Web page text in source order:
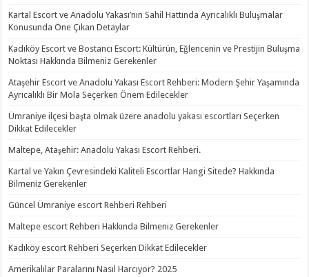
Kartal Escort ve Anadolu Yakası’nın Sahil Hattında Ayrıcalıklı Buluşmalar
Konusunda Öne Çıkan Detaylar
Kadıköy Escort ve Bostancı Escort: Kültürün, Eğlencenin ve Prestijin Buluşma
Noktası Hakkında Bilmeniz Gerekenler
Ataşehir Escort ve Anadolu Yakası Escort Rehberi: Modern Şehir Yaşamında
Ayrıcalıklı Bir Mola Seçerken Önem Edilecekler
Ümraniye ilçesi başta olmak üzere anadolu yakası escortları Seçerken
Dikkat Edilecekler
Maltepe, Ataşehir: Anadolu Yakası Escort Rehberi.
Kartal ve Yakın Çevresindeki Kaliteli Escortlar Hangi Sitede? Hakkında
Bilmeniz Gerekenler
Güncel Ümraniye escort Rehberi Rehberi
Maltepe escort Rehberi Hakkında Bilmeniz Gerekenler
Kadıköy escort Rehberi Seçerken Dikkat Edilecekler
Amerikalılar Paralarını Nasıl Harcıyor? 2025